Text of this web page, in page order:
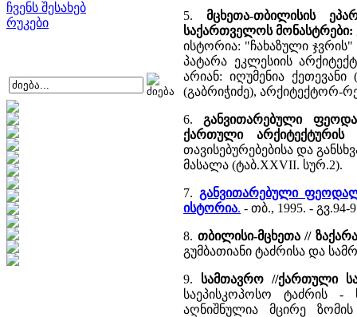
ჩვენს შესახებ
რუკები
5. მცხეთა-თბილისის
საქართველოს მონასტრები:
ისტორია: "ჩახაზული
პატარა ეკლესიის
არიან: იღუმენია
(გაბრიჭიძე), არქიტექტორ-
6.განვითარებული
ქართული არქიტექტურის
თავისებურებებისა და
მასალა (ტაბ.XXVII. სურ.2).
7. განვითარებული
ისტორია. - თბ., 1995. -
8. თბილისი-მცხეთა //
გუმბათიანი ტაძრისა და
9. სამთავრო //ქართული
საეპისკოპოსო ტაძრის -
აღნიშნულია მცირე